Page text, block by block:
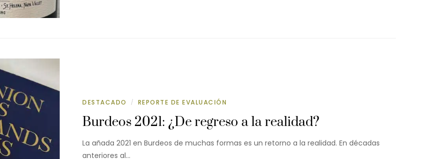
DESTACADO / REPORTE DE EVALUACIÓN
Burdeos 2021: ¿De regreso a la realidad?
La añada 2021 en Burdeos de muchas formas es un retorno a la realidad. En décadas
anteriores al…